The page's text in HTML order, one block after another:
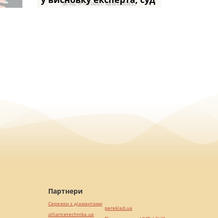
Партнери
Сережки з діамантами
alliancetechnika.ua
pereklad.ua